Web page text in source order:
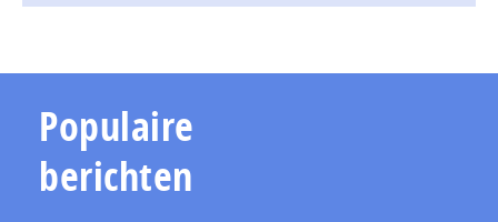
Populaire
berichten